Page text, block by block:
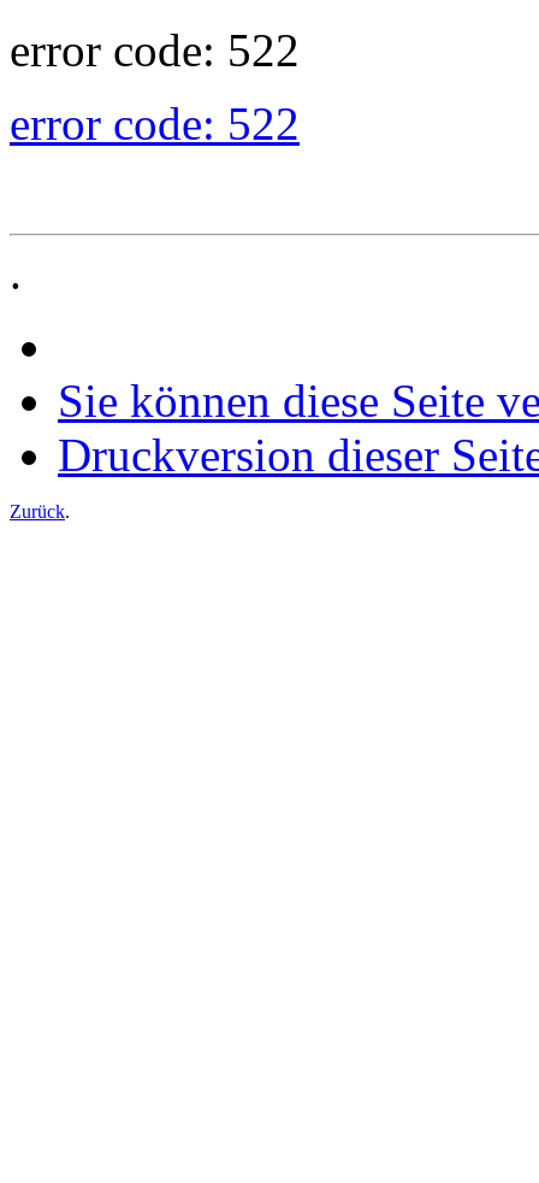
error code: 522
error code: 522
.
Sie können diese Seite
Druckversion dieser
Zurück.